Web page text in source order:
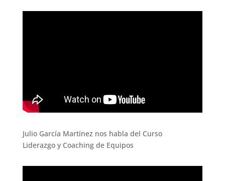
Julio García Martínez nos habla del Curso
Liderazgo y Coaching de Equipos